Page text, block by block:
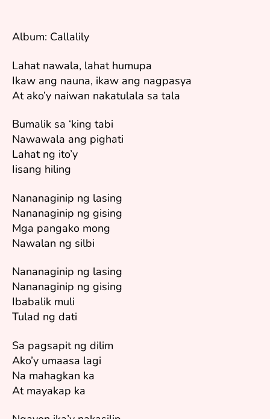
Album: Callalily
Lahat nawala, lahat humupa
Ikaw ang nauna, ikaw ang nagpasya
At ako’y naiwan nakatulala sa tala
Bumalik sa ‘king tabi
Nawawala ang pighati
Lahat ng ito’y
Iisang hiling
Nananaginip ng lasing
Nananaginip ng gising
Mga pangako mong
Nawalan ng silbi
Nananaginip ng lasing
Nananaginip ng gising
Ibabalik muli
Tulad ng dati
Sa pagsapit ng dilim
Ako’y umaasa lagi
Na mahagkan ka
At mayakap ka